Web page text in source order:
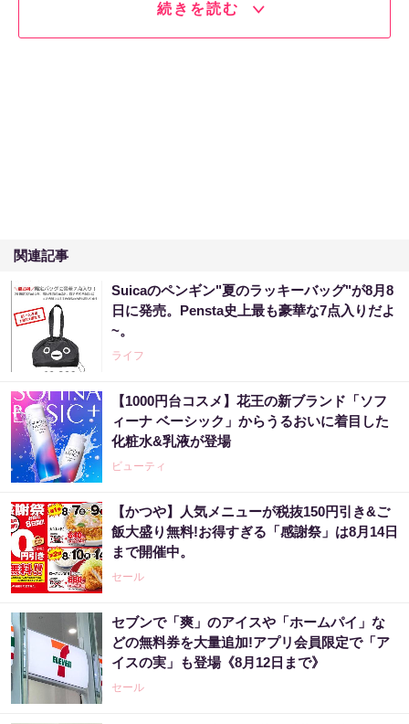
続きを読む
関連記事
Suicaのペンギン"夏のラッキーバッグ"が8月8
日に発売。Pensta史上最も豪華な7点入りだよ
~。
ライフ
【1000円台コスメ】花王の新ブランド「ソフ
ィーナ ベーシック」からうるおいに着目した
化粧水&乳液が登場
ビューティ
【かつや】人気メニューが税抜150円引き&ご
飯大盛り無料!お得すぎる「感謝祭」は8月14日
まで開催中。
セール
セブンで「爽」のアイスや「ホームパイ」な
どの無料券を大量追加!アプリ会員限定で「ア
イスの実」も登場《8月12日まで》
セール